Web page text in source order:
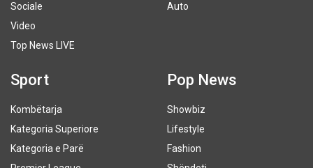
Sociale
Video
Top News LIVE
Auto
Sport
Kombëtarja
Kategoria Superiore
Kategoria e Parë
Pop News
Showbiz
Lifestyle
Fashion